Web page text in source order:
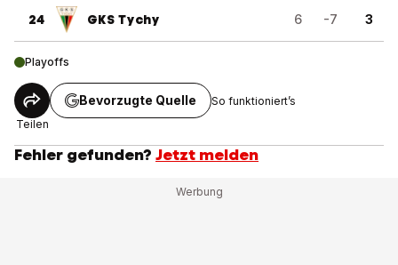
24 GKS Tychy 6 -7 3
Playoffs
Teilen
Bevorzugte Quelle So funktioniert’s
Fehler gefunden? Jetzt melden